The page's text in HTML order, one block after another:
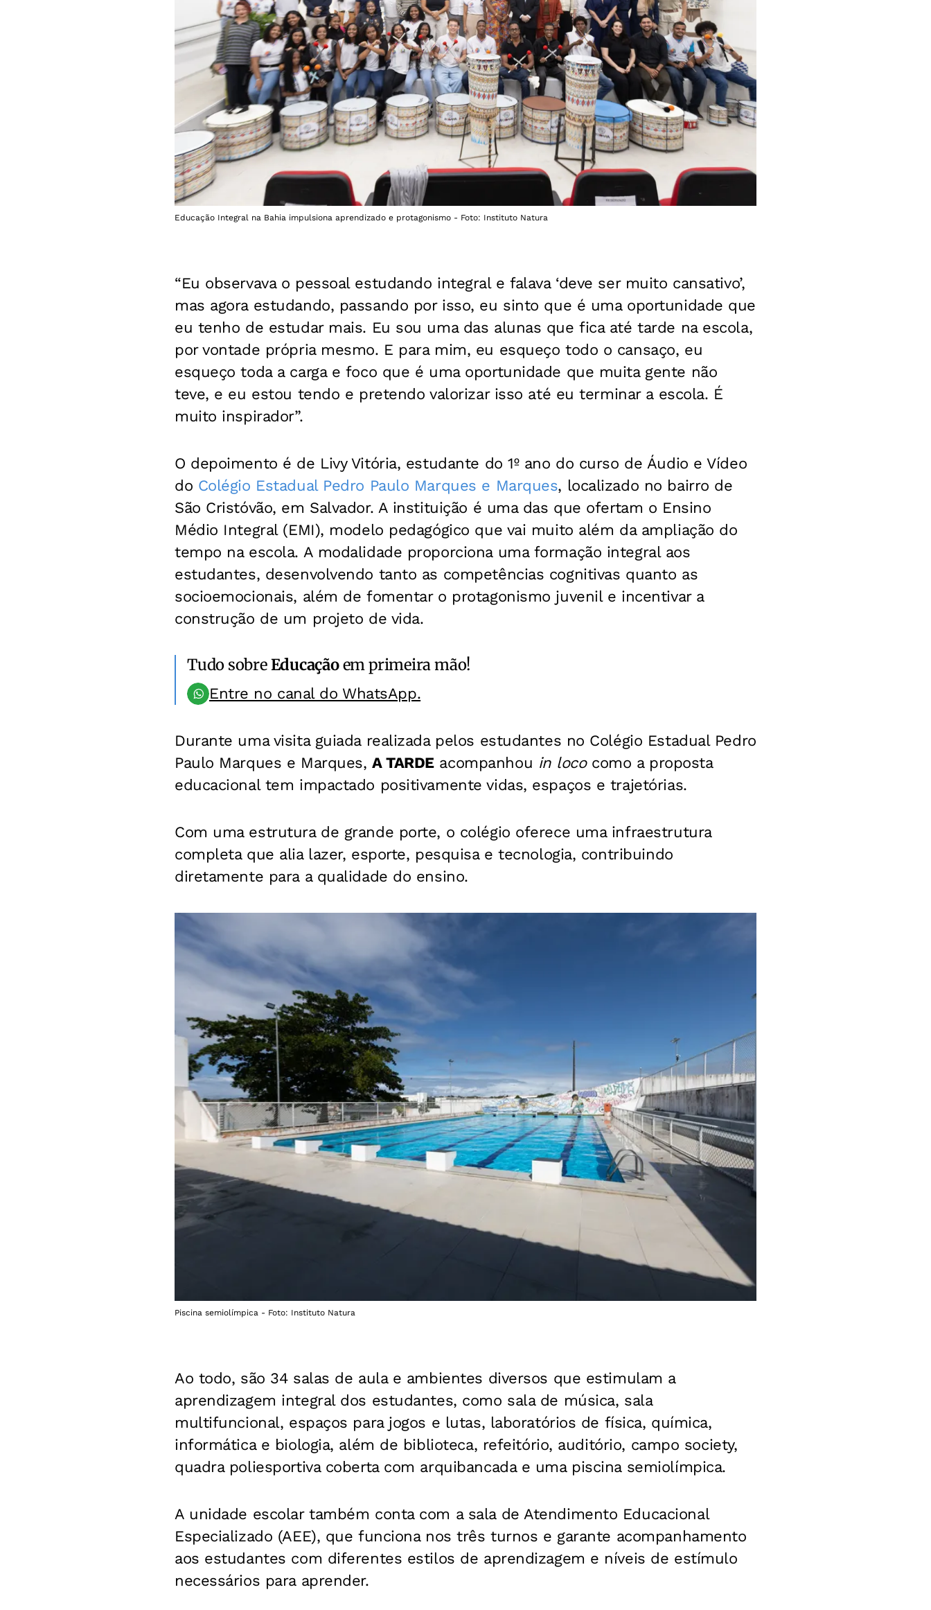
Educação Integral na Bahia impulsiona aprendizado e protagonismo - Foto: Instituto Natura
“Eu observava o pessoal estudando integral e falava ‘deve ser muito cansativo’,
mas agora estudando, passando por isso, eu sinto que é uma oportunidade que
eu tenho de estudar mais. Eu sou uma das alunas que fica até tarde na escola,
por vontade própria mesmo. E para mim, eu esqueço todo o cansaço, eu
esqueço toda a carga e foco que é uma oportunidade que muita gente não
teve, e eu estou tendo e pretendo valorizar isso até eu terminar a escola. É
muito inspirador”.
O depoimento é de Livy Vitória, estudante do 1º ano do curso de Áudio e Vídeo
do Colégio Estadual Pedro Paulo Marques e Marques, localizado no bairro de
São Cristóvão, em Salvador. A instituição é uma das que ofertam o Ensino
Médio Integral (EMI), modelo pedagógico que vai muito além da ampliação do
tempo na escola. A modalidade proporciona uma formação integral aos
estudantes, desenvolvendo tanto as competências cognitivas quanto as
socioemocionais, além de fomentar o protagonismo juvenil e incentivar a
construção de um projeto de vida.
Tudo sobreEducaçãoem primeira mão!
Entre no canal do WhatsApp.
Durante uma visita guiada realizada pelos estudantes no Colégio Estadual Pedro
Paulo Marques e Marques, A TARDEacompanhou in lococomo a proposta
educacional tem impactado positivamente vidas, espaços e trajetórias.
Com uma estrutura de grande porte, o colégio oferece uma infraestrutura
completa que alia lazer, esporte, pesquisa e tecnologia, contribuindo
diretamente para a qualidade do ensino.
Piscina semiolímpica - Foto: Instituto Natura
Ao todo, são 34 salas de aula e ambientes diversos que estimulam a
aprendizagem integral dos estudantes, como sala de música, sala
multifuncional, espaços para jogos e lutas, laboratórios de física, química,
informática e biologia, além de biblioteca, refeitório, auditório, campo society,
quadra poliesportiva coberta com arquibancada e uma piscina semiolímpica.
A unidade escolar também conta com a sala de Atendimento Educacional
Especializado (AEE), que funciona nos três turnos e garante acompanhamento
aos estudantes com diferentes estilos de aprendizagem e níveis de estímulo
necessários para aprender.